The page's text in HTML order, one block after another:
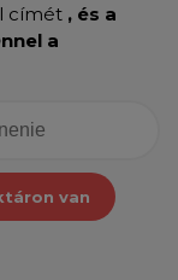
címét , és a
a
van